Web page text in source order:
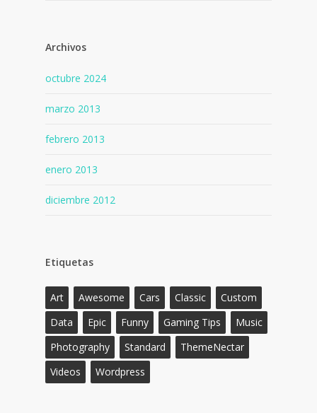
Archivos
octubre 2024
marzo 2013
febrero 2013
enero 2013
diciembre 2012
Etiquetas
Art Awesome Cars Classic
Custom
Data
Epic Funny Gaming Tips
Music
Photography
Standard
ThemeNectar
Videos
Wordpress